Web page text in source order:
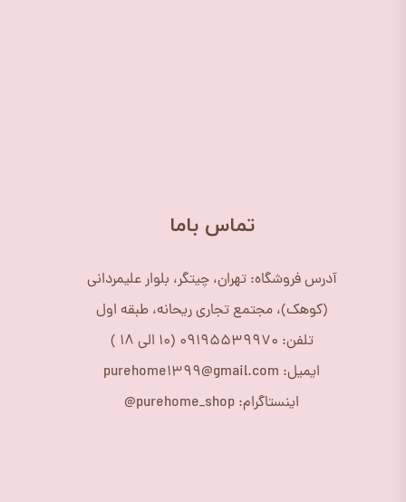
​تماس باما
آدرس فروشگاه: تهران، چیتگر، بلوار علیمردانی
(کوهک)، مجتمع تجاری ریحانه، طبقه اول
تلفن: 09195539970 (10 الی 18 )
ایمیل: purehome1399@gmail.com
اینستاگرام: purehome_shop@